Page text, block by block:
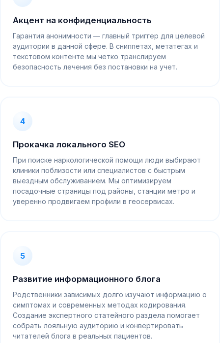
Акцент на конфиденциальность
Гарантия анонимности — главный триггер для целевой
аудитории в данной сфере. В сниппетах, метатегах и
текстовом контенте мы четко транслируем
безопасность лечения без постановки на учет.
4
Прокачка локального SEO
При поиске наркологической помощи люди выбирают
клиники поблизости или специалистов с быстрым
выездным обслуживанием. Мы оптимизируем
посадочные страницы под районы, станции метро и
уверенно продвигаем профили в геосервисах.
5
Развитие информационного блога
Родственники зависимых долго изучают информацию о
симптомах и современных методах кодирования.
Создание экспертного статейного раздела помогает
собрать лояльную аудиторию и конвертировать
читателей блога в реальных пациентов.